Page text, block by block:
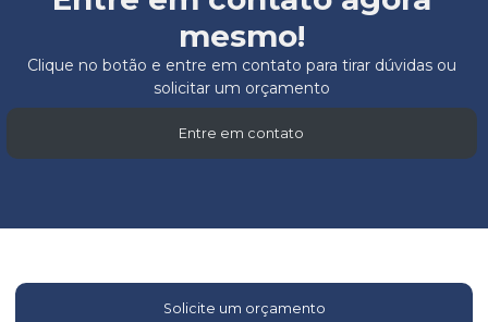
mesmo!
Clique no botão e entre em contato para tirar dúvidas ou
solicitar um orçamento
Entre em contato
Solicite um orçamento